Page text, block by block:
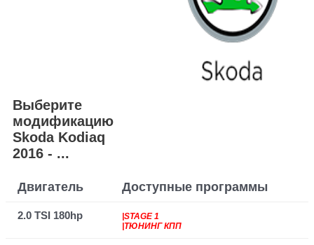
Выберите
модификацию
Skoda Kodiaq
2016 - ...
Двигатель Доступные программы
2.0 TSI 180hp
|STAGE 1
|ТЮНИНГ КПП